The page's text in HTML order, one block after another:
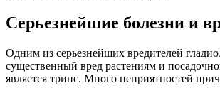
Серьезнейшие болезни и
Одним из серьезнейших вредителей
существенный вред растениям и
является трипс. Много неприятностей